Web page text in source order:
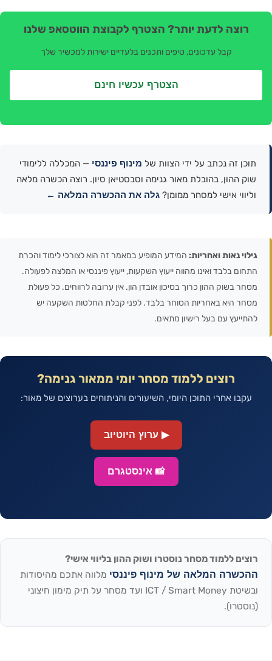
רוצה לדעת יותר? הצטרף לקבוצת הווטסאפ שלנו
קבל עדכונים, טיפים ותכנים בלעדיים ישירות למכשיר שלך
הצטרף עכשיו חינם
תוכן זה נכתב על ידי הצוות של מינוף פיננסי — המכללה ללימודי
שוק ההון, בהובלת מאור גנימה וסבסטיאן סיון. רוצה הכשרה מלאה
וליווי אישי למסחר ממומן? גלה את ההכשרה המלאה ←
גילוי נאות ואחריות: המידע המופיע במאמר זה הוא לצורכי לימוד והכרת
התחום בלבד ואינו מהווה ייעוץ השקעות, ייעוץ פיננסי או המלצה לפעולה.
מסחר בשוק ההון כרוך בסיכון אובדן הון. אין ערובה לרווחים. כל פעולת
מסחר היא באחריות הסוחר בלבד. לפני קבלת החלטות השקעה יש
להתייעץ עם בעל רישיון מתאים.
רוצים ללמוד מסחר יומי ממאור גנימה?
עקבו אחרי התוכן היומי, השיעורים והניתוחים בערוצים של מאור:
▶ ערוץ היוטיוב
📸 אינסטגרם
רוצים ללמוד מסחר נוסטרו ושוק ההון בליווי אישי?
ההכשרה המלאה של מינוף פיננסי מלווה אתכם מהיסודות
ובשיטת ICT / Smart Money ועד מסחר על תיק מימון חיצוני
(נוסטרו).